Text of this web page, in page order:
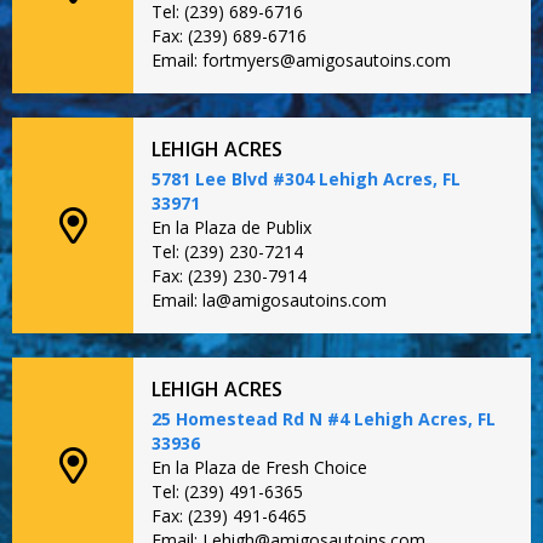
Tel: (239) 689-6716
Fax: (239) 689-6716
Email: fortmyers@amigosautoins.com
LEHIGH ACRES
5781 Lee Blvd #304 Lehigh Acres, FL
33971
En la Plaza de Publix
Tel: (239) 230-7214
Fax: (239) 230-7914
Email: la@amigosautoins.com
LEHIGH ACRES
25 Homestead Rd N #4 Lehigh Acres, FL
33936
En la Plaza de Fresh Choice
Tel: (239) 491-6365
Fax: (239) 491-6465